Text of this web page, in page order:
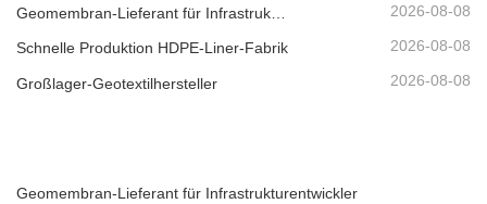
2026-08-08
Schnelle Produktion HDPE-Liner-Fabrik 2026-08-08
Großlager-Geotextilhersteller 2026-08-08
Geomembran-Lieferant für Infrastrukturentwickler